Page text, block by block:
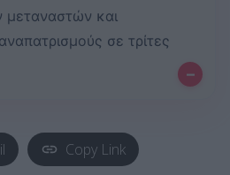
και
σε τρίτες
–
Copy Link